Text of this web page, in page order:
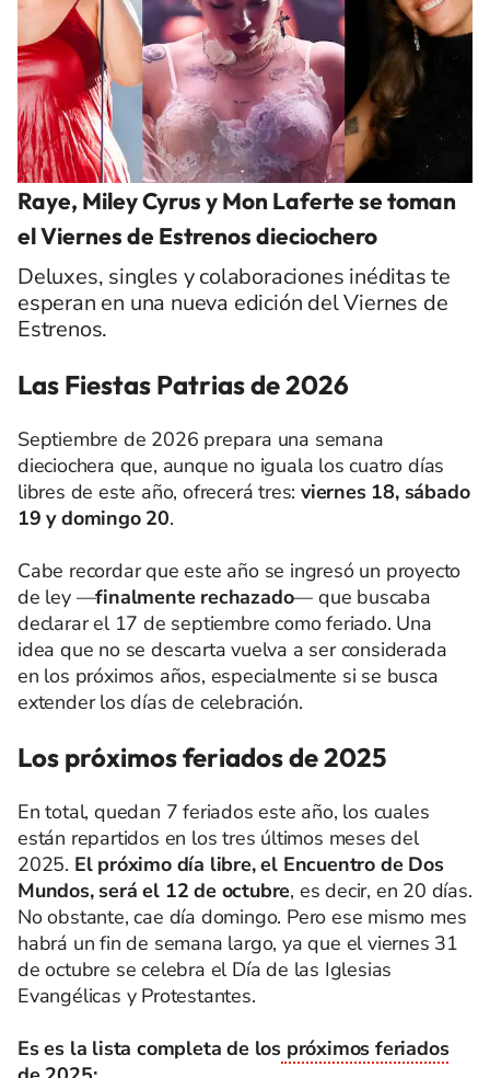
Raye, Miley Cyrus y Mon Laferte se toman
el Viernes de Estrenos dieciochero
Deluxes, singles y colaboraciones inéditas te
esperan en una nueva edición del Viernes de
Estrenos.
Las Fiestas Patrias de 2026
Septiembre de 2026 prepara una semana
dieciochera que, aunque no iguala los cuatro días
libres de este año, ofrecerá tres: viernes 18, sábado
19 y domingo 20.
Cabe recordar que este año se ingresó un proyecto
de ley —finalmente rechazado— que buscaba
declarar el 17 de septiembre como feriado. Una
idea que no se descarta vuelva a ser considerada
en los próximos años, especialmente si se busca
extender los días de celebración.
Los próximos feriados de 2025
En total, quedan 7 feriados este año, los cuales
están repartidos en los tres últimos meses del
2025. El próximo día libre, el Encuentro de Dos
Mundos, será el 12 de octubre, es decir, en 20 días.
No obstante, cae día domingo. Pero ese mismo mes
habrá un fin de semana largo, ya que el viernes 31
de octubre se celebra el Día de las Iglesias
Evangélicas y Protestantes.
Es es la lista completa de los próximos feriados